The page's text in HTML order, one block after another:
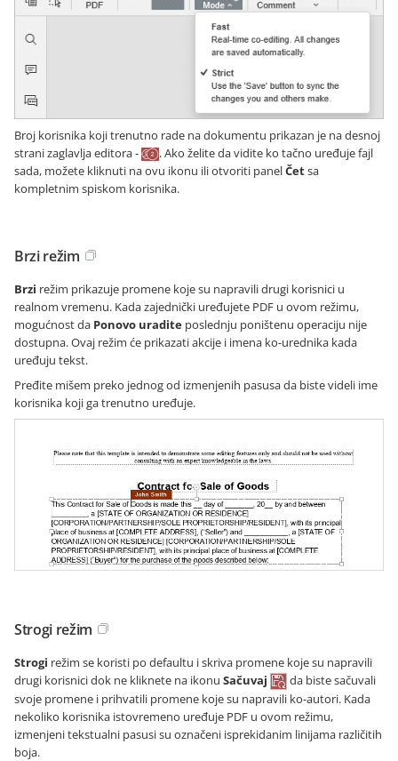
Broj korisnika koji trenutno rade na dokumentu prikazan je na desnoj
strani zaglavlja editora -
. Ako želite da vidite ko tačno uređuje fajl
sada, možete kliknuti na ovu ikonu ili otvoriti panelČetsa
kompletnim spiskom korisnika.
Brzi režim
Brzi režim prikazuje promene koje su napravili drugi korisnici u
realnom vremenu. Kada zajednički uređujete PDF u ovom režimu,
mogućnost da Ponovo uradite poslednju poništenu operaciju nije
dostupna. Ovaj režim će prikazati akcije i imena ko-urednika kada
uređuju tekst.
Pređite mišem preko jednog od izmenjenih pasusa da biste videli ime
korisnika koji ga trenutno uređuje.
Strogi režim
Strogi režim se koristi po defaultu i skriva promene koje su napravili
drugi korisnici dok ne kliknete na ikonu Sačuvaj
da biste sačuvali
svoje promene i prihvatili promene koje su napravili ko-autori. Kada
nekoliko korisnika istovremeno uređuje PDF u ovom režimu,
izmenjeni tekstualni pasusi su označeni isprekidanim linijama različitih
boja.